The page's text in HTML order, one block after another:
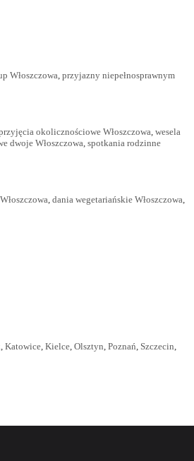
Włoszczowa, przyjazny niepełnosprawnym
okolicznościowe Włoszczowa, wesela
dwoje Włoszczowa, spotkania rodzinne
, dania wegetariańskie Włoszczowa,
, Katowice, Kielce, Olsztyn, Poznań, Szczecin,